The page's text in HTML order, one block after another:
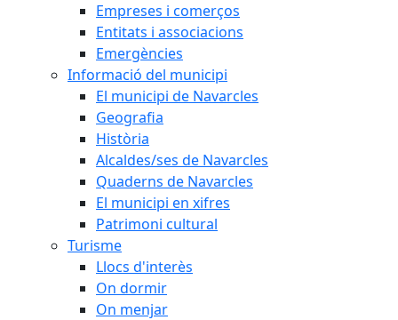
Empreses i comerços
Entitats i associacions
Emergències
Informació del municipi
El municipi de Navarcles
Geografia
Història
Alcaldes/ses de Navarcles
Quaderns de Navarcles
El municipi en xifres
Patrimoni cultural
Turisme
Llocs d'interès
On dormir
On menjar